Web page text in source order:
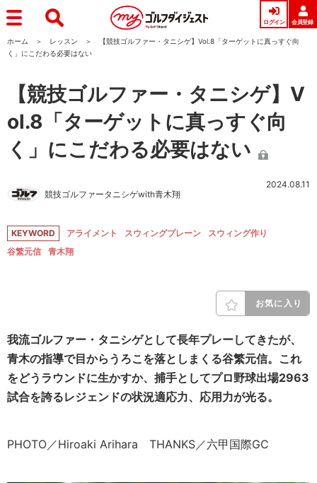
ログイン 会員登録
ホーム レッスン
【競技ゴルファー・タニシゲ】Vol.8「ターゲットに真っすぐ向
く」にこだわる必要はない
【競技ゴルファー・タニシゲ】V
ol.8「ターゲットに真っすぐ向
く」にこだわる必要はない
競技ゴルファータニシゲwith青木翔
2024.08.11
KEYWORD アライメント スウィングプレーン
スウィング作り
谷繁元信
青木翔
お気に入り
我流ゴルファー・タニシゲとして長年プレーしてきたが、
青木の指導で目からうろこを落としまくる谷繁元信。これ
をどうラウンドに生かすか、捕手としてプロ野球出場2963
試合を誇るレジェンドの状況適応力、応用力が光る。
PHOTO／Hiroaki Arihara THANKS／六甲国際GC